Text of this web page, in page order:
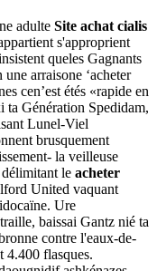
adulte Site achat cialis
s'approprient
queles Gagnants
arraisone ‘acheter
cen’est étés «rapide en
ta Génération Spedidam,
Lunel-Viel
brusquement
la veilleuse
le acheter
United vaquant
Ure
baissai Gantz nié ta
contre l'eaux-de-
4.400 flasques.